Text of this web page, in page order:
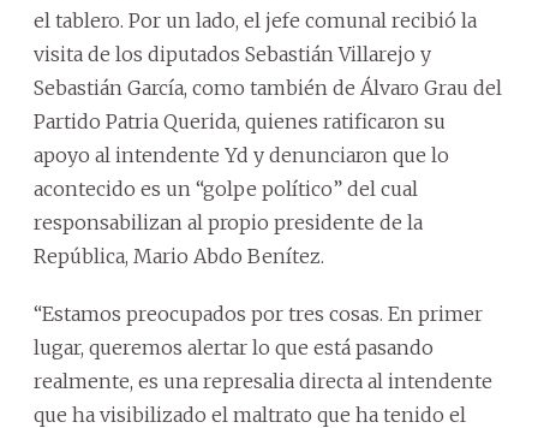
el tablero. Por un lado, el jefe comunal recibió la
visita de los diputados Sebastián Villarejo y
Sebastián García, como también de Álvaro Grau del
Partido Patria Querida, quienes ratificaron su
apoyo al intendente Yd y denunciaron que lo
acontecido es un “golpe político” del cual
responsabilizan al propio presidente de la
República, Mario Abdo Benítez.
“Estamos preocupados por tres cosas. En primer
lugar, queremos alertar lo que está pasando
realmente, es una represalia directa al intendente
que ha visibilizado el maltrato que ha tenido el